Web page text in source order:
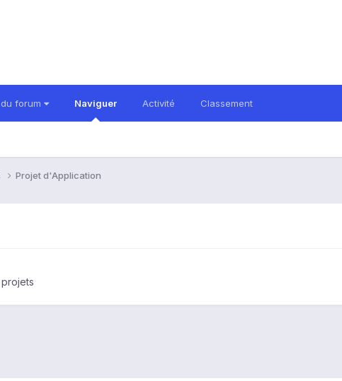
forum Naviguer Activité Classement
Projet d'Application